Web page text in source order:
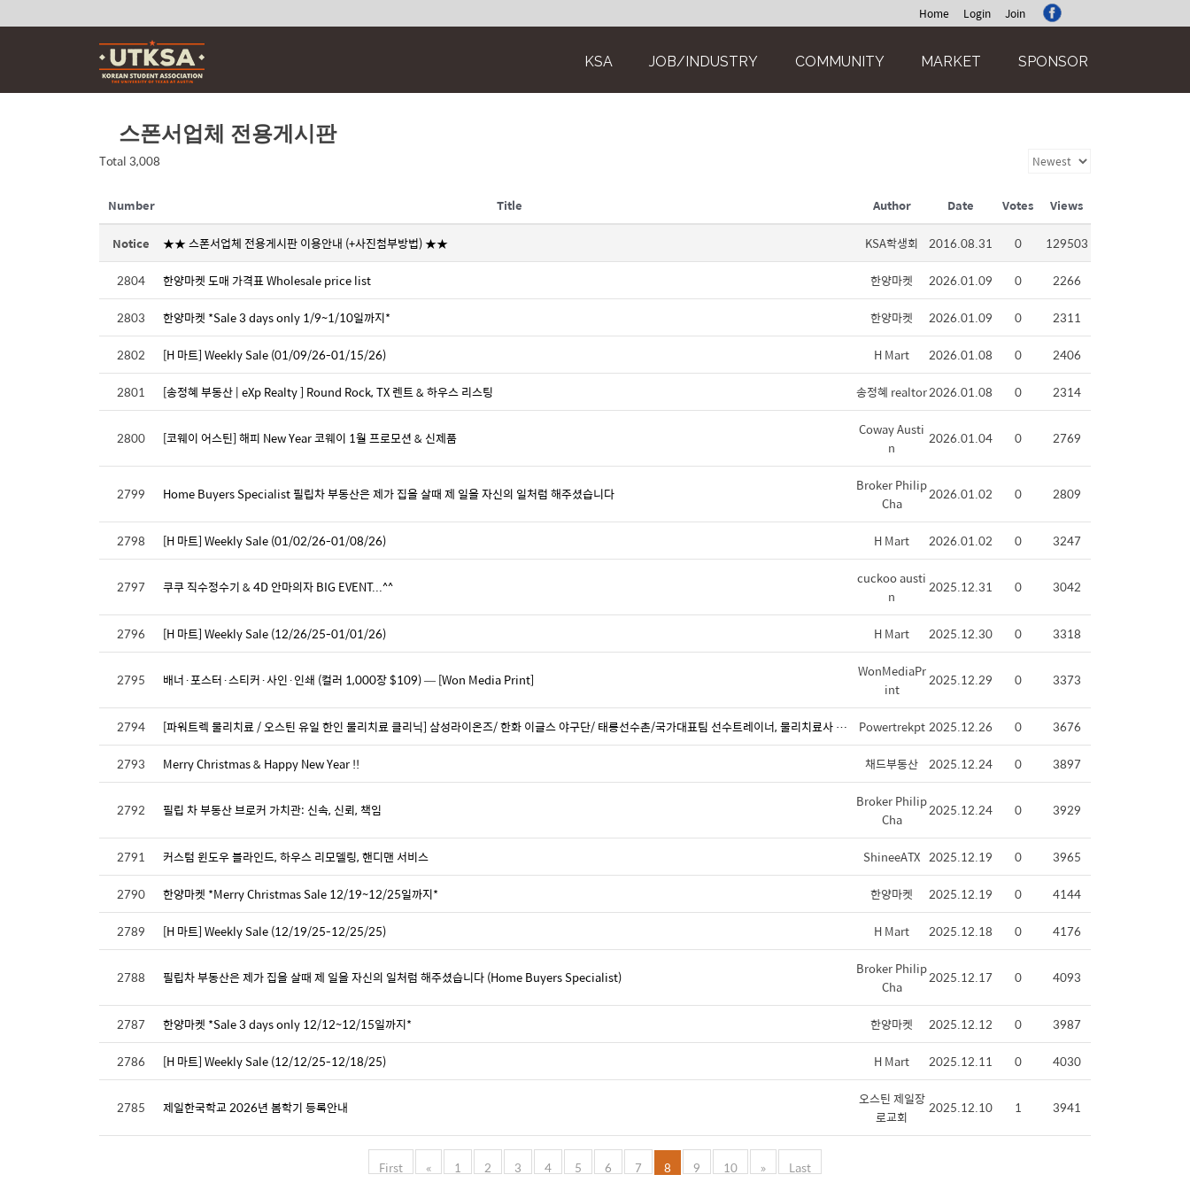
Home Login Join
KSA JOB/INDUSTRY COMMUNITY MARKET SPONSOR
스폰서업체 전용게시판
Total 3,008
Number Title Author Date Votes Views
Notice ★★ 스폰서업체 전용게시판 이용안내 (+사진첨부방법) ★★ KSA학생회 2016.08.31 0
129503
2804
한양마켓 도매 가격표 Wholesale price list 한양마켓 2026.01.09 0
2266
2803
한양마켓 *Sale 3 days only 1/9~1/10일까지* 한양마켓 2026.01.09 0
2311
2802
[H 마트] Weekly Sale (01/09/26-01/15/26) H Mart 2026.01.08 0
2406
2801
[송정혜 부동산 | eXp Realty ] Round Rock, TX 렌트 & 하우스 리스팅 송정혜 realtor2026.01.08 0 2314
2800 [코웨이 어스틴] 해피 New Year 코웨이 1월 프로모션 & 신제품
Coway Austi
n
2026.01.04 0 2769
2799 Home Buyers Specialist 필립차 부동산은 제가 집을 살때 제 일을 자신의 일처럼 해주셨습니다
Broker Philip
Cha
2026.01.02 0 2809
2798 [H 마트] Weekly Sale (01/02/26-01/08/26) H Mart 2026.01.02 0 3247
2797 쿠쿠 직수정수기 & 4D 안마의자 BIG EVENT...^^
cuckoo austi
n
2025.12.31 0 3042
2796 [H 마트] Weekly Sale (12/26/25-01/01/26) H Mart 2025.12.30 0 3318
2795 배너·포스터·스티커·사인·인쇄 (컬러 1,000장 $109) — [Won Media Print]
WonMediaPr
int
2025.12.29 0 3373
2794 [파워트렉 물리치료 / 오스틴 유일 한인 물리치료 클리닉] 삼성라이온즈/ 한화 이글스 야구단/ 태릉선수촌/국가대표팀 선수트레이너, 물리치료사 출신! (Round Rock/Austin) Powertrekpt 2025.12.26 0
3676
2793
Merry Christmas & Happy New Year !! 채드부동산 2025.12.24 0 3897
2792 필립 차 부동산 브로커 가치관: 신속, 신뢰, 책임
Broker Philip
Cha
2025.12.24 0 3929
2791 커스텀 윈도우 블라인드, 하우스 리모델링, 핸디맨 서비스 ShineeATX 2025.12.19 0
3965
2790
한양마켓 *Merry Christmas Sale 12/19~12/25일까지* 한양마켓 2025.12.19 0
4144
2789
[H 마트] Weekly Sale (12/19/25-12/25/25) H Mart 2025.12.18 0 4176
2788 필립차 부동산은 제가 집을 살때 제 일을 자신의 일처럼 해주셨습니다 (Home Buyers Specialist)
Broker Philip
Cha
2025.12.17 0 4093
2787 한양마켓 *Sale 3 days only 12/12~12/15일까지* 한양마켓 2025.12.12 0
3987
2786
[H 마트] Weekly Sale (12/12/25-12/18/25) H Mart 2025.12.11 0 4030
2785 제일한국학교 2026년 봄학기 등록안내
오스틴 제일장
로교회
2025.12.10 1 3941
First « 1 2 3 4 5 6 7 8 9 10 » Last